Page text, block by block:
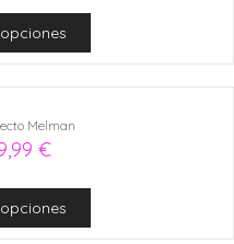
Melman
€